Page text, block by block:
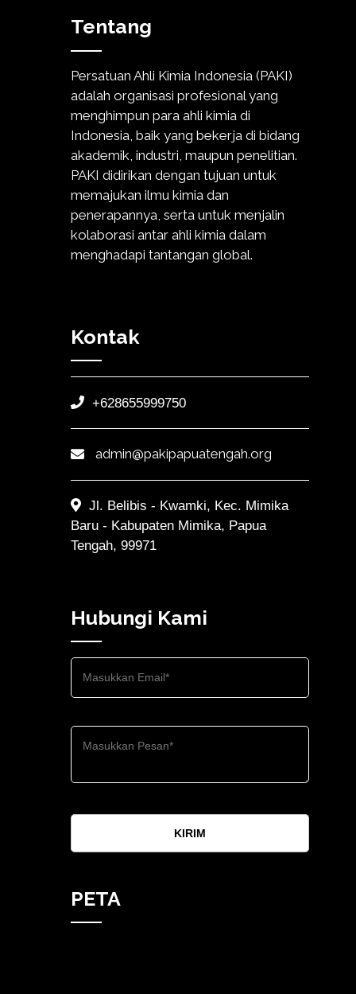
Tentang
Persatuan Ahli Kimia Indonesia (PAKI)
adalah organisasi profesional yang
menghimpun para ahli kimia di
Indonesia, baik yang bekerja di bidang
akademik, industri, maupun penelitian.
PAKI didirikan dengan tujuan untuk
memajukan ilmu kimia dan
penerapannya, serta untuk menjalin
kolaborasi antar ahli kimia dalam
menghadapi tantangan global.
Kontak
+628655999750
admin@pakipapuatengah.org
Jl. Belibis - Kwamki, Kec. Mimika
Baru - Kabupaten Mimika, Papua
Tengah, 99971
Hubungi Kami
KIRIM
PETA